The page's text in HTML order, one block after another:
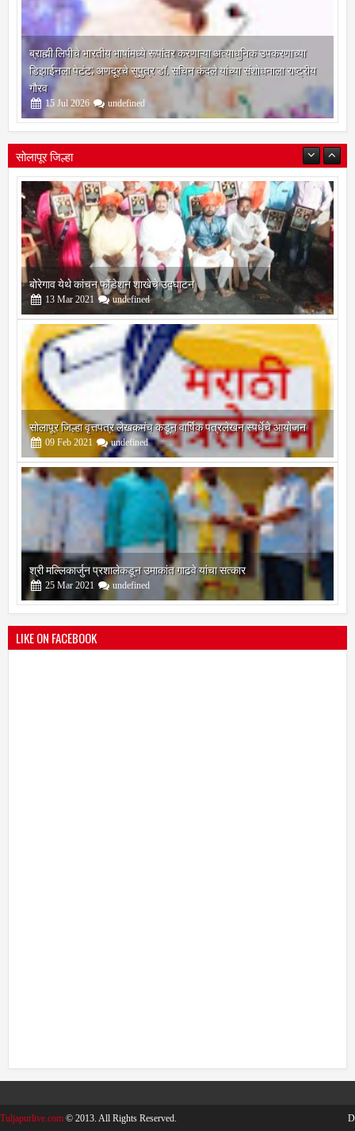
ब्राह्मी लिपीचे भारतीय भाषांमध्ये रूपांतर करणाऱ्या अत्याधुनिक उपकरणाच्या
डिझाईनला पेटंट; अणदूरचे सुपुत्र डॉ. सचिन कंदले यांच्या संशोधनाला राष्ट्रीय
गौरव
15 Jul 2026 undefined
सोलापूर जिल्हा
सोलापूर जिल्हा वृत्तपत्र लेखकमंच कडून वार्षिक पत्रलेखन स्पर्धेचे आयोजन
09 Feb 2021 undefined
श्री मल्लिकार्जुन प्रशालेकडून उमाकांत गाढवे यांचा सत्कार
25 Mar 2021 undefined
भारतीय जनता पक्ष चिटणीसपदी उमाकांत गाढवे यांची निवड
19 Mar 2021 undefined
LIKE ON FACEBOOK
Tuljapurlive.com © 2013. All Rights Reserved. D